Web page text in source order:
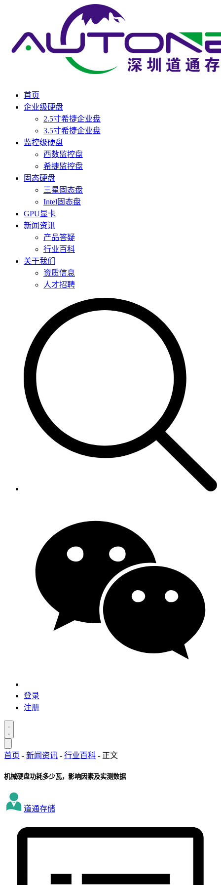
首页
企业级硬盘
2.5寸希捷企业盘
3.5寸希捷企业盘
监控级硬盘
西数监控盘
希捷监控盘
固态硬盘
三星固态盘
Intel固态盘
GPU显卡
新闻资讯
产品答疑
行业百科
关于我们
资质信息
人才招聘
登录
注册
首页 - 新闻资讯 - 行业百科 - 正文
机械硬盘功耗多少瓦，影响因素及实测数据
道通存储